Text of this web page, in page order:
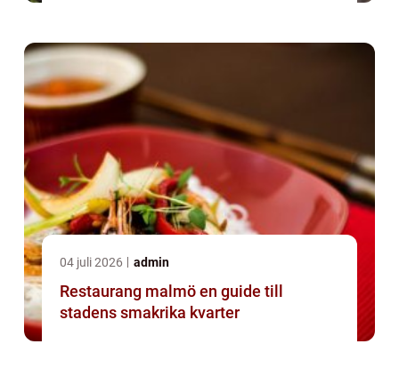
04 juli 2026 admin
Restaurang malmö en guide till
stadens smakrika kvarter